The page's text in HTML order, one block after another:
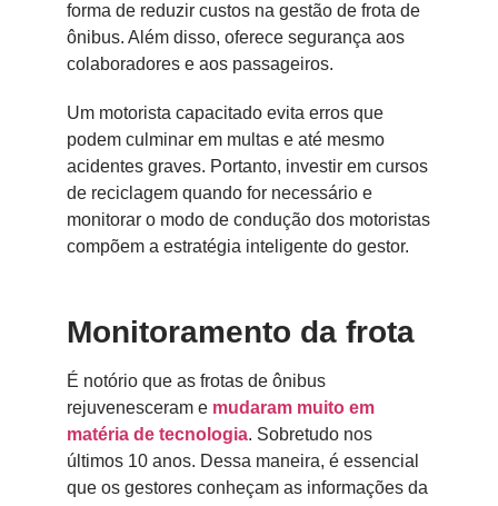
forma de reduzir custos na gestão de frota de
ônibus. Além disso, oferece segurança aos
colaboradores e aos passageiros.
Um motorista capacitado evita erros que
podem culminar em multas e até mesmo
acidentes graves. Portanto, investir em cursos
de reciclagem quando for necessário e
monitorar o modo de condução dos motoristas
compõem a estratégia inteligente do gestor.
Monitoramento da frota
É notório que as frotas de ônibus
rejuvenesceram e mudaram muito em
matéria de tecnologia. Sobretudo nos
últimos 10 anos. Dessa maneira, é essencial
que os gestores conheçam as informações da